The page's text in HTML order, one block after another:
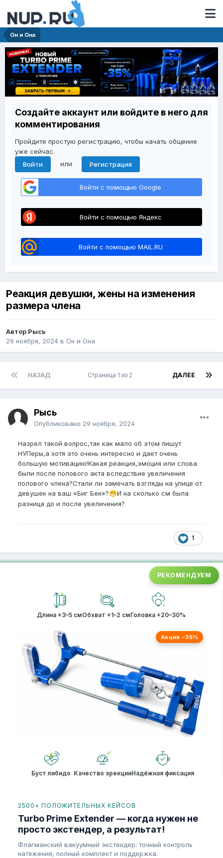
Он и Она
Создайте аккаунт или войдите в него для
комментирования
Пройдите простую регистрацию, чтобы начать общение
уже сейчас.
Войти
или Регистрация
Войти с помощью Google
Войти с помощью Яндекс
Войти с помощью MAIL.RU
Реакция девушки, жены на изменения
размера члена
Автор Рысь
29 ноября, 2024 в Он и Она
НАЗАД ДАЛЕЕ
Страница 1 из 2
Рысь
Опубликовано 29 ноября, 2024
Назрел такой вопрос,так как мало об этом пишут
НУПеры,а хотя это очень интересно и дает очень
большую мотивацию!Какая реакция,эмоция или слова
были после полового акта вследствие увеличения
полового члена?Стали ли замечать взгляды на улице от
девушек на ваш «Биг Бен»?😁И на сколько см была
разница до и после увеличения?
1
РЕКОМЕНДУЕМ
Длина +3–5 смОбхват +1–2 смГоловка +20–30%
Акция −35%
Буст либидо Качество эрекцииНадёжная фиксация
2500+ ПОЛОЖИТЕЛЬНЫХ КЕЙСОВ
Turbo Prime Extender — когда нужен не
просто экстендер, а результат!
Флагманский вакуумный экстендер: точный контроль
натяжения, полный комплект и поддержка.